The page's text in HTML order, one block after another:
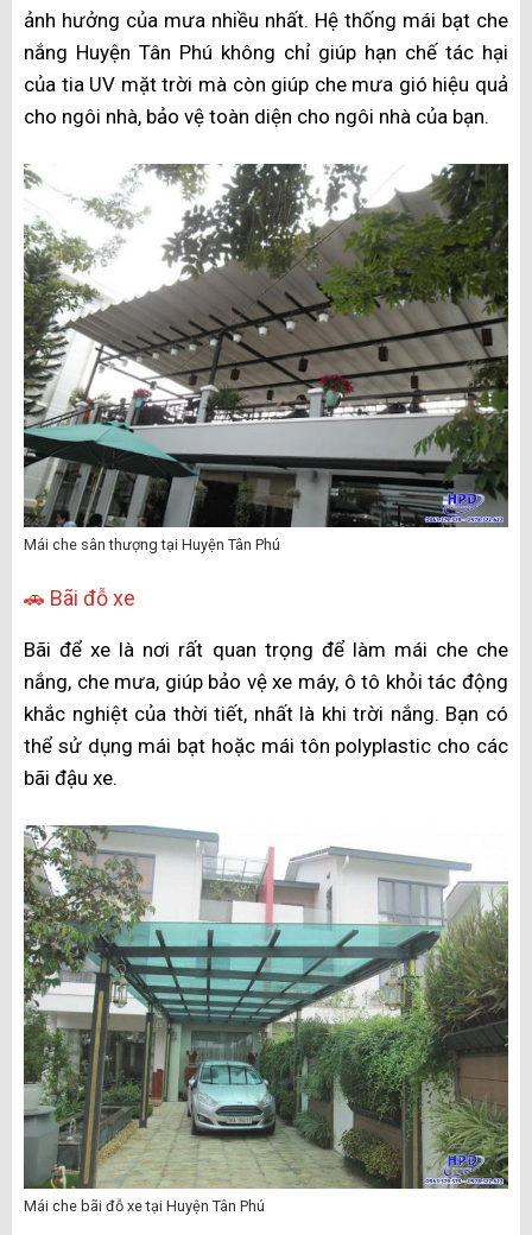
ảnh hưởng của mưa nhiều nhất. Hệ thống mái bạt che
nắng Huyện Tân Phú không chỉ giúp hạn chế tác hại
của tia UV mặt trời mà còn giúp che mưa gió hiệu quả
cho ngôi nhà, bảo vệ toàn diện cho ngôi nhà của bạn.
Mái che sân thượng tại Huyện Tân Phú
🚗 Bãi đỗ xe
Bãi để xe là nơi rất quan trọng để làm mái che che
nắng, che mưa, giúp bảo vệ xe máy, ô tô khỏi tác động
khắc nghiệt của thời tiết, nhất là khi trời nắng. Bạn có
thể sử dụng mái bạt hoặc mái tôn polyplastic cho các
bãi đậu xe.
Mái che bãi đỗ xe tại Huyện Tân Phú